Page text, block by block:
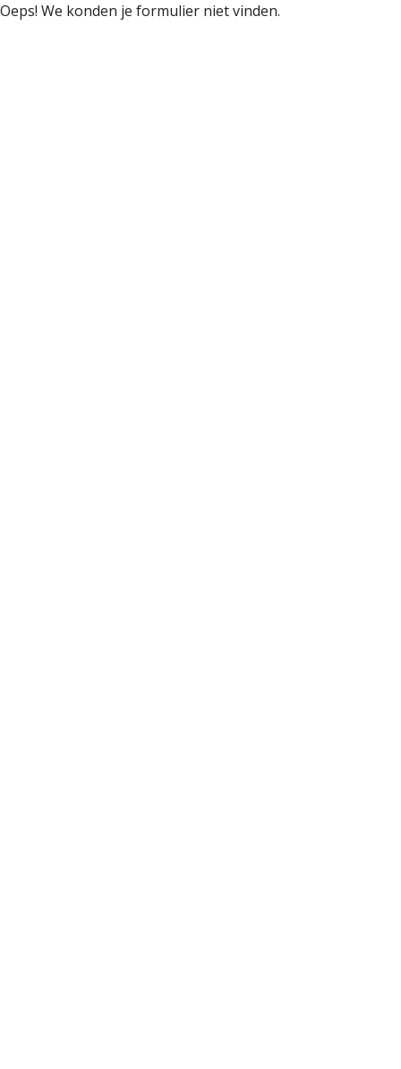
Oeps! We konden je formulier niet vinden.